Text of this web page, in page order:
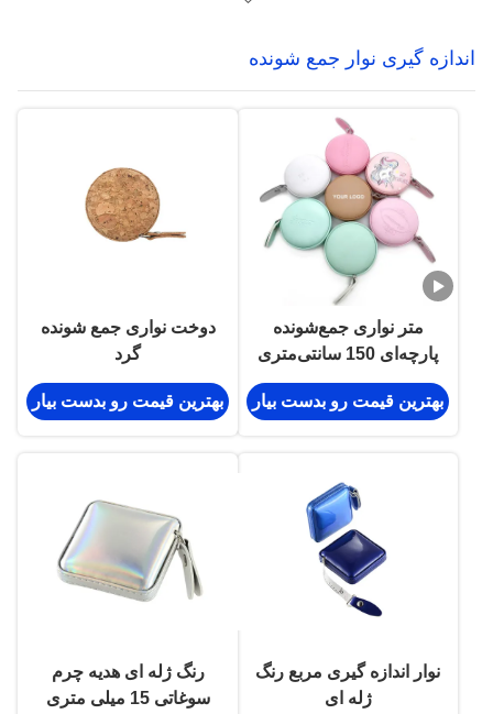
اندازه گیری نوار جمع شونده
متر نواری جمع‌شونده
پارچه‌ای 150 سانتی‌متری
بهترین قیمت رو بدست بیار
دوخت نواری جمع شونده
گرد
بهترین قیمت رو بدست بیار
نوار اندازه گیری مربع رنگ
ژله ای
رنگ ژله ای هدیه چرم
سوغاتی 15 میلی متری